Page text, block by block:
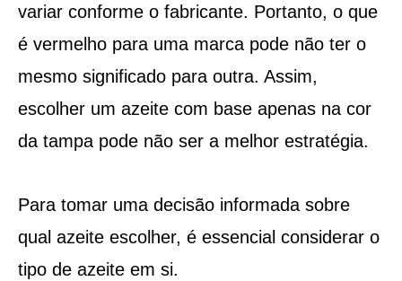
variar conforme o fabricante. Portanto, o que
é vermelho para uma marca pode não ter o
mesmo significado para outra. Assim,
escolher um azeite com base apenas na cor
da tampa pode não ser a melhor estratégia.
Para tomar uma decisão informada sobre
qual azeite escolher, é essencial considerar o
tipo de azeite em si.